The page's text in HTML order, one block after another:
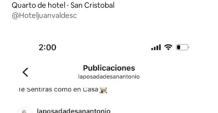
Quarto de hotel ⋅ San Cristobal
@Hoteljuanvaldesc